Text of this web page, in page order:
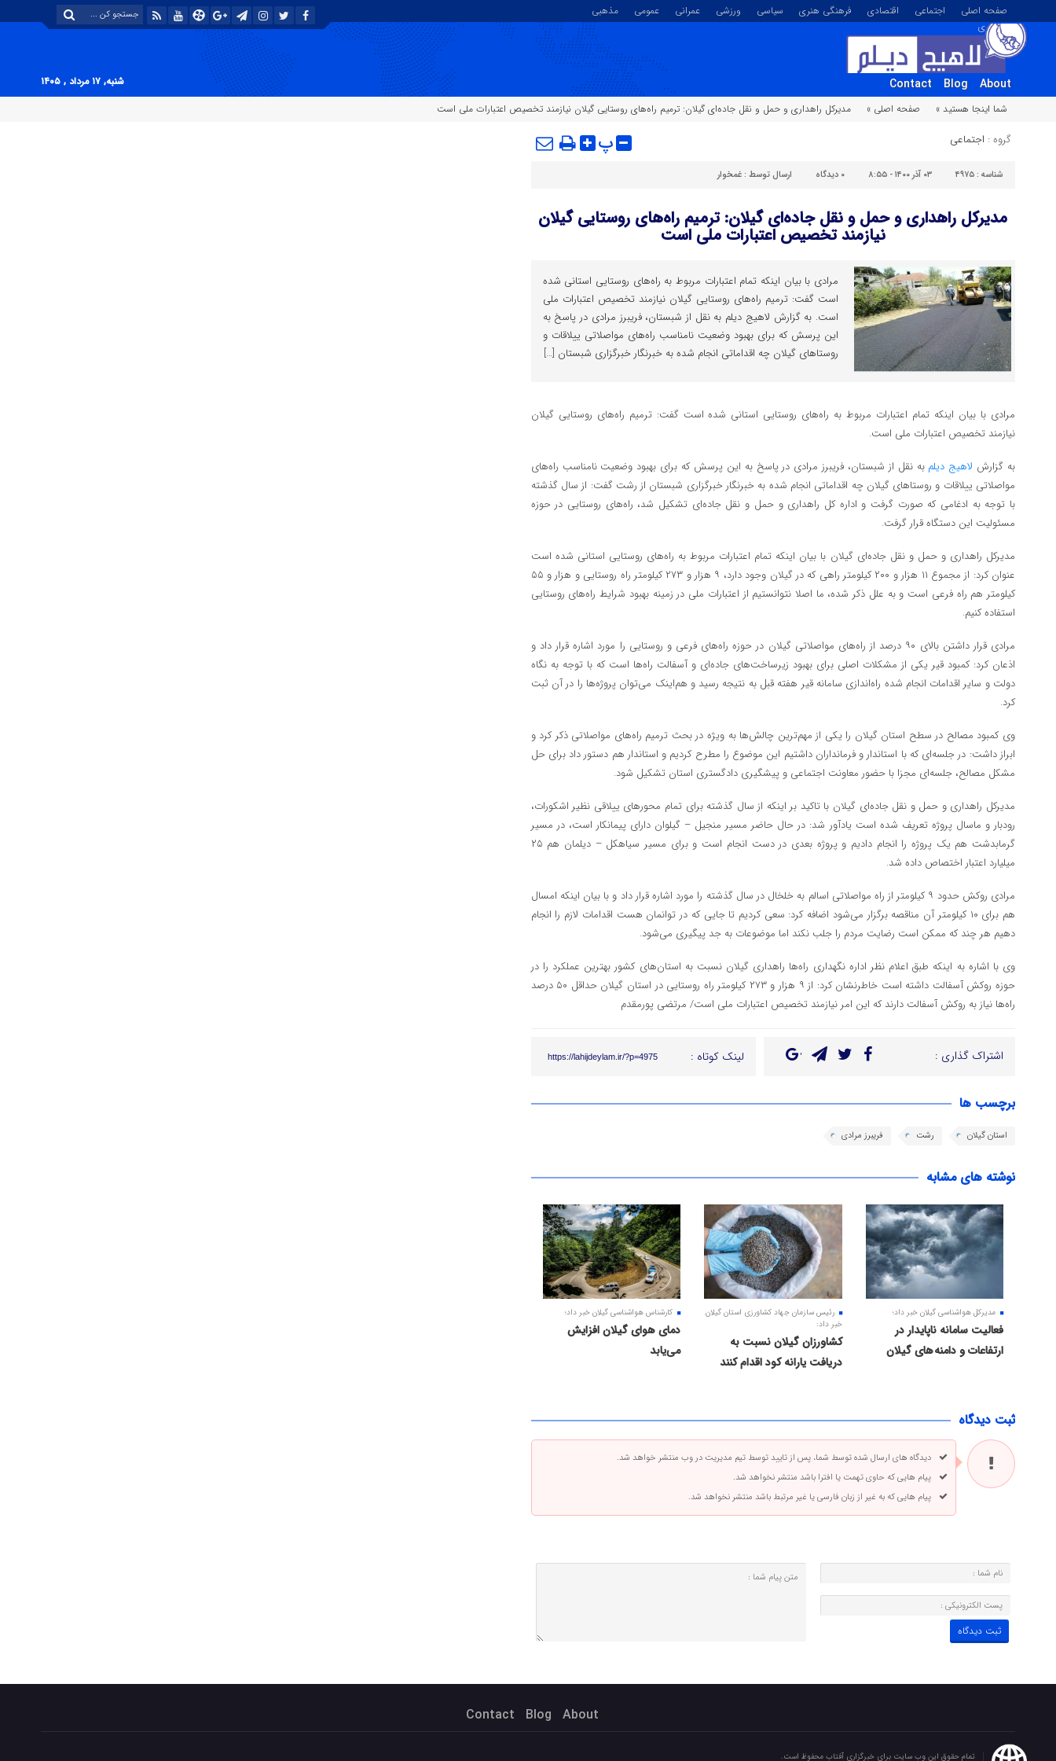
صفحه اصلی اجتماعی اقتصادی فرهنگی هنری سیاسی ورزشی عمرانی عمومی
مذهبی
تصویری
About
Blog
Contact
شنبه, ۱۷ مرداد , ۱۴۰۵
شما اینجا هستید »
صفحه اصلی » مدیرکل راهداری و حمل و نقل جاده‌‌ای گیلان: ترمیم راه‌های روستایی گیلان نیازمند تخصیص اعتبارات ملی است
گروه : اجتماعی پ
شناسه : ۴۹۷۵ ۰۳ آذر ۱۴۰۰ - ۸:۵۵ ۰ دیدگاه ارسال توسط : غمخوار
مدیرکل راهداری و حمل و نقل جاده‌‌ای گیلان: ترمیم راه‌های روستایی گیلان
نیازمند تخصیص اعتبارات ملی است
مرادی با بیان اینکه تمام اعتبارات مربوط به راه‌های روستایی استانی شده
است گفت: ترمیم راه‌های روستایی گیلان نیازمند تخصیص اعتبارات ملی
است. به گزارش لاهیج دیلم به نقل از شبستان، فریبرز مرادی در پاسخ به
این پرسش که برای بهبود وضعیت نامناسب راه‌های مواصلاتی ییلاقات و
روستاهای گیلان چه اقداماتی انجام شده به خبرنگار خبرگزاری شبستان […]
مرادی با بیان اینکه تمام اعتبارات مربوط به راه‌های روستایی استانی شده است گفت: ترمیم راه‌های روستایی گیلان
نیازمند تخصیص اعتبارات ملی است.
به گزارش لاهیج دیلم به نقل از شبستان، فریبرز مرادی در پاسخ به این پرسش که برای بهبود وضعیت نامناسب راه‌های
مواصلاتی ییلاقات و روستاهای گیلان چه اقداماتی انجام شده به خبرنگار خبرگزاری شبستان از رشت گفت: از سال گذشته
با توجه به ادغامی که صورت گرفت و اداره کل راهداری و حمل و نقل جاده‌ای تشکیل شد، راه‌های روستایی در حوزه
مسئولیت این دستگاه قرار گرفت.
مدیرکل راهداری و حمل و نقل جاده‌‌ای گیلان با بیان اینکه تمام اعتبارات مربوط به راه‌های روستایی استانی شده است
عنوان کرد: از مجموع ۱۱ هزار و ۲۰۰ کیلومتر راهی که در گیلان وجود دارد، ۹ هزار و ۲۷۳ کیلومتر راه روستایی و هزار و ۵۵
کیلومتر هم راه فرعی است و به علل ذکر شده، ما اصلا نتوانستیم از اعتبارات ملی در زمینه بهبود شرایط راه‌های روستایی
استفاده کنیم.
مرادی قرار داشتن بالای ۹۰ درصد از راه‌های مواصلاتی گیلان در حوزه راه‌های فرعی و روستایی را مورد اشاره قرار داد و
اذعان کرد: کمبود قیر یکی از مشکلات اصلی برای بهبود زیرساخت‌های جاده‌ای و آسفالت راه‌ها است که با توجه به نگاه
دولت و سایر اقدامات انجام شده راه‌اندازی سامانه قیر هفته قبل به نتیجه رسید و هم‌اینک می‌توان پروژه‌ها را در آن ثبت
کرد.
وی کمبود مصالح در سطح استان گیلان را یکی از مهم‌ترین چالش‌ها به ویژه در بحث ترمیم راه‌های مواصلاتی ذکر کرد و
ابراز داشت: در جلسه‌ای که با استاندار و فرمانداران داشتیم این موضوع را مطرح کردیم و استاندار هم دستور داد برای حل
مشکل مصالح، جلسه‌ای مجزا با حضور معاونت اجتماعی و پیشگیری دادگستری استان تشکیل شود.
مدیرکل راهداری و حمل و نقل جاده‌‌ای گیلان با تاکید بر اینکه از سال گذشته برای تمام محورهای ییلاقی نظیر اشکورات،
رودبار و ماسال پروژه تعریف شده است یادآور شد: در حال حاضر مسیر منجیل – گیلوان دارای پیمانکار است، در مسیر
گرمابدشت هم یک پروژه را انجام دادیم و پروژه بعدی در دست انجام است و برای مسیر سیاهکل – دیلمان هم ۲۵
میلیارد اعتبار اختصاص داده شد.
مرادی روکش حدود ۹ کیلومتر از راه مواصلاتی اسالم به خلخال در سال گذشته را مورد اشاره قرار داد و با بیان اینکه امسال
هم برای ۱۰ کیلومتر آن مناقصه برگزار می‌شود اضافه کرد: سعی کردیم تا جایی که در توانمان هست اقدامات لازم را انجام
دهیم هر چند که ممکن است رضایت مردم را جلب نکند اما موضوعات به جد پیگیری می‌شود.
وی با اشاره به اینکه طبق اعلام نظر اداره نگهداری راه‌ها راهداری گیلان نسبت به استان‌های کشور بهترین عملکرد را در
حوزه روکش آسفالت داشته است خاطرنشان کرد: از ۹ هزار و ۲۷۳ کیلومتر راه روستایی در استان گیلان حداقل ۵۰ درصد
راه‌ها نیاز به روکش آسفالت دارند که این امر نیازمند تخصیص اعتبارات ملی است/ مرتضی پورمقدم
اشتراک گذاری : لینک کوتاه : https://lahijdeylam.ir/?p=4975
برچسب ها
استان گیلان رشت فریبرز مرادی
نوشته های مشابه
مدیرکل هواشناسی گیلان خبر داد؛
فعالیت سامانه ناپایدار در
ارتفاعات و دامنه های گیلان
رئیس سازمان جهاد کشاورزی استان گیلان
خبر داد:
کشاورزان گیلان نسبت به
دریافت یارانه کود اقدام کنند
کارشناس هواشناسی گیلان خبر داد؛
دمای هوای گیلان افزایش
می‌یابد
ثبت دیدگاه
دیدگاه های ارسال شده توسط شما، پس از تایید توسط تیم مدیریت در وب منتشر خواهد شد.
پیام هایی که حاوی تهمت یا افترا باشد منتشر نخواهد شد.
پیام هایی که به غیر از زبان فارسی یا غیر مرتبط باشد منتشر نخواهد شد.
About
Blog
Contact
تمام حقوق این وب سایت برای خبرگزاری آفتاب محفوظ است.